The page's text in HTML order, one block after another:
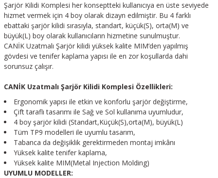
Şarjör Kilidi Komplesi her konseptteki kullanıcıya en üste seviyede
hizmet vermek için 4 boy olarak dizayn edilmiştir. Bu 4 farklı
ebattaki şarjör kilidi sırasıyla, standart, küçük(S), orta(M) ve
büyük(L) boy olarak kullanıcıların hizmetine sunulmuştur.
CANİK Uzatmalı Şarjör kilidi yüksek kalite MIM’den yapılmış
gövdesi ve tenifer kaplama yapısı ile en zor koşullarda dahi
sorunsuz çalışır.
CANİK Uzatmalı Şarjör Kilidi Komplesi Özellikleri:
Ergonomik yapısı ile etkin ve konforlu şarjör değiştirme,
Çift taraflı tasarımı ile Sağ ve Sol kullanıma uyumludur,
4 boy şarjör kilidi (Standart,Küçük(S),orta(M), büyük(L)
Tüm TP9 modelleri ile uyumlu tasarım,
Tabanca da değişiklik gerektirmeden montaj imkânı
Yüksek kalite tenifer kaplama,
Yüksek kalite MIM(Metal Injection Molding)
UYUMLU MODELLER: